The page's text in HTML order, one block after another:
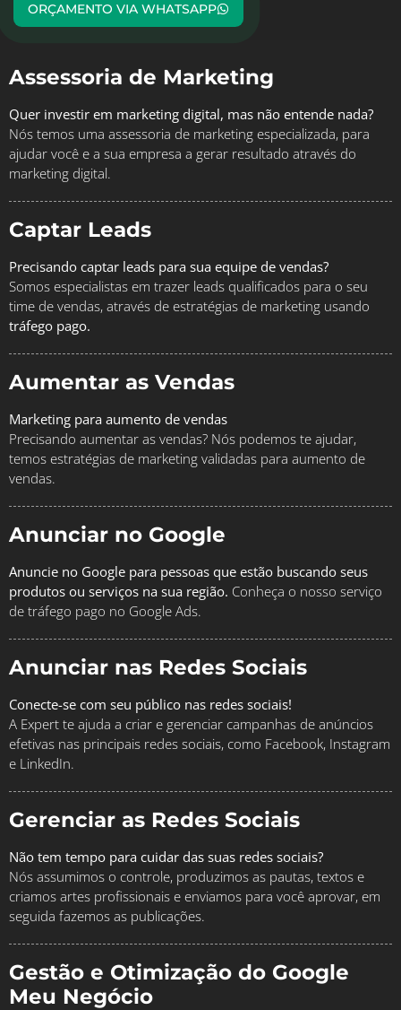
ORÇAMENTO VIA WHATSAPP
Assessoria de Marketing
Quer investir em marketing digital, mas não entende nada?
Nós temos uma assessoria de marketing especializada, para
ajudar você e a sua empresa a gerar resultado através do
marketing digital.
Captar Leads
Precisando captar leads para sua equipe de vendas?
Somos especialistas em trazer leads qualificados para o seu
time de vendas, através de estratégias de marketing usando
tráfego pago.
Aumentar as Vendas
Marketing para aumento de vendas
Precisando aumentar as vendas? Nós podemos te ajudar,
temos estratégias de marketing validadas para aumento de
vendas.
Anunciar no Google
Anuncie no Google para pessoas que estão buscando seus
produtos ou serviços na sua região. Conheça o nosso serviço
de tráfego pago no Google Ads.
Anunciar nas Redes Sociais
Conecte-se com seu público nas redes sociais!
A Expert te ajuda a criar e gerenciar campanhas de anúncios
efetivas nas principais redes sociais, como Facebook, Instagram
e LinkedIn.
Gerenciar as Redes Sociais
Não tem tempo para cuidar das suas redes sociais?
Nós assumimos o controle, produzimos as pautas, textos e
criamos artes profissionais e enviamos para você aprovar, em
seguida fazemos as publicações.
Gestão e Otimização do Google
Meu Negócio